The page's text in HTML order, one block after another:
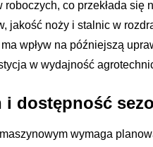
co przekłada się
jakość noży i stalnic w
wpływ na późniejszą
w wydajność
i dostępność
wymaga